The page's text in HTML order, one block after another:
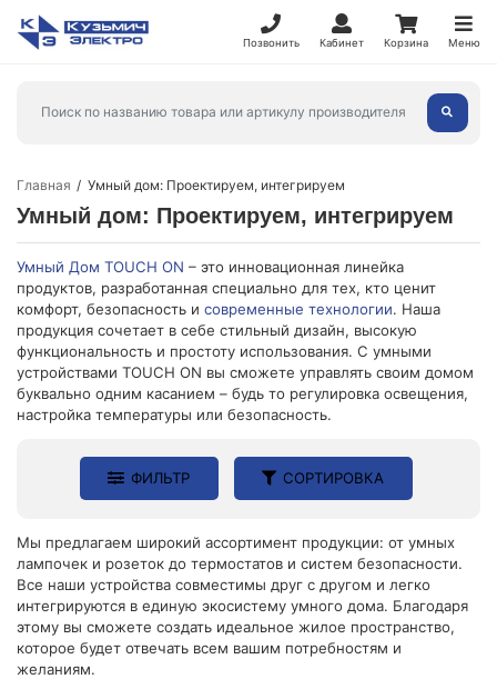
Позвонить Кабинет Корзина Меню
Главная Умный дом: Проектируем, интегрируем
Умный дом: Проектируем, интегрируем
Умный Дом TOUCH ON – это инновационная линейка
продуктов, разработанная специально для тех, кто ценит
комфорт, безопасность и современные технологии. Наша
продукция сочетает в себе стильный дизайн, высокую
функциональность и простоту использования. С умными
устройствами TOUCH ON вы сможете управлять своим домом
буквально одним касанием – будь то регулировка освещения,
настройка температуры или безопасность.
ФИЛЬТР СОРТИРОВКА
Мы предлагаем широкий ассортимент продукции: от умных
лампочек и розеток до термостатов и систем безопасности.
Все наши устройства совместимы друг с другом и легко
интегрируются в единую экосистему умного дома. Благодаря
этому вы сможете создать идеальное жилое пространство,
которое будет отвечать всем вашим потребностям и
желаниям.